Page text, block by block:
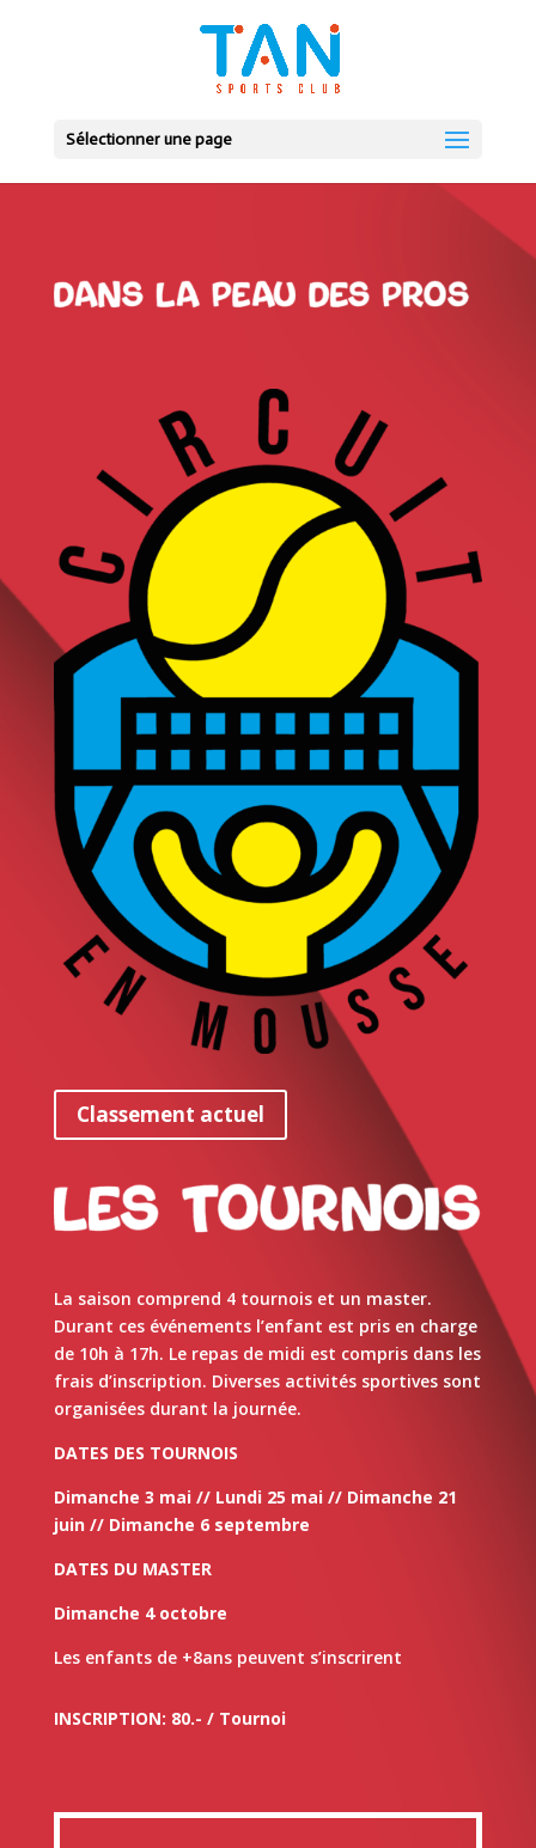
Sélectionner une page
Classement actuel
La saison comprend 4 tournois et un master.
Durant ces événements l’enfant est pris en charge
de 10h à 17h. Le repas de midi est compris dans les
frais d’inscription. Diverses activités sportives sont
organisées durant la journée.
DATES DES TOURNOIS
Dimanche 3 mai // Lundi 25 mai // Dimanche 21
juin // Dimanche 6 septembre
DATES DU MASTER
Dimanche 4 octobre
Les enfants de +8ans peuvent s’inscrirent
INSCRIPTION: 80.- / Tournoi